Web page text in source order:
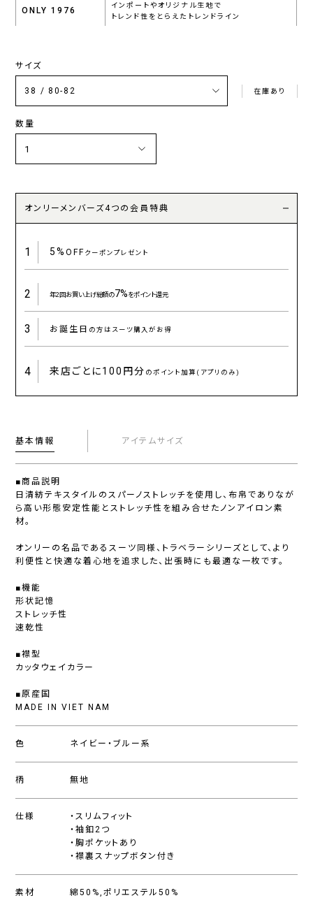
ONLY 1976
インポートやオリジナル生地で
トレンド性をとらえたトレンドライン
サイズ
在庫あり
数量
オンリーメンバーズ4つの会員特典
1 5%OFFクーポンプレゼント
2 年2回お買い上げ総額の7%をポイント還元
3 お誕生日 の方はスーツ購入がお得
4 来店ごとに100円分 のポイント加算(アプリのみ)
基本情報 アイテムサイズ
■商品説明
日清紡テキスタイルのスパーノストレッチを使用し、布帛でありなが
ら高い形態安定性能とストレッチ性を組み合せたノンアイロン素
材。
オンリーの名品であるスーツ同様、トラベラーシリーズとして、より
利便性と快適な着心地を追求した、出張時にも最適な一枚です。
■機能
形状記憶
ストレッチ性
速乾性
■襟型
カッタウェイカラー
■原産国
MADE IN VIET NAM
色 ネイビー・ブルー系
柄 無地
仕様
・スリムフィット
・袖釦2つ
・胸ポケットあり
・襟裏スナップボタン付き
素材 綿50%,ポリエステル50%